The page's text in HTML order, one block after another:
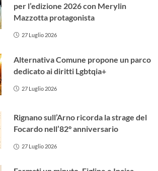
per l’edizione 2026 con Merylin
Mazzotta protagonista
27 Luglio 2026
Alternativa Comune propone un parco
dedicato ai diritti Lgbtqia+
27 Luglio 2026
Rignano sull’Arno ricorda la strage del
Focardo nell’82° anniversario
27 Luglio 2026